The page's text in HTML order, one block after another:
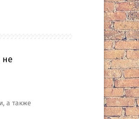
а также